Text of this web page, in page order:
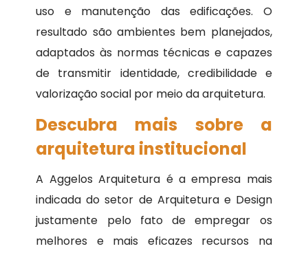
uso e manutenção das edificações. O
resultado são ambientes bem planejados,
adaptados às normas técnicas e capazes
de transmitir identidade, credibilidade e
valorização social por meio da arquitetura.
Descubra mais sobre a
arquitetura institucional
A Aggelos Arquitetura é a empresa mais
indicada do setor de Arquitetura e Design
justamente pelo fato de empregar os
melhores e mais eficazes recursos na